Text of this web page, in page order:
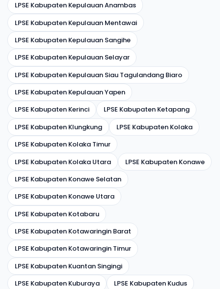
LPSE Kabupaten Kepulauan Anambas
LPSE Kabupaten Kepulauan Mentawai
LPSE Kabupaten Kepulauan Sangihe
LPSE Kabupaten Kepulauan Selayar
LPSE Kabupaten Kepulauan Siau Tagulandang Biaro
LPSE Kabupaten Kepulauan Yapen
LPSE Kabupaten Kerinci
LPSE Kabupaten Ketapang
LPSE Kabupaten Klungkung
LPSE Kabupaten Kolaka
LPSE Kabupaten Kolaka Timur
LPSE Kabupaten Kolaka Utara
LPSE Kabupaten Konawe
LPSE Kabupaten Konawe Selatan
LPSE Kabupaten Konawe Utara
LPSE Kabupaten Kotabaru
LPSE Kabupaten Kotawaringin Barat
LPSE Kabupaten Kotawaringin Timur
LPSE Kabupaten Kuantan Singingi
LPSE Kabupaten Kuburaya
LPSE Kabupaten Kudus